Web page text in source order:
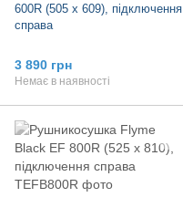
600R (505 х 609), підключення
справа
3 890 грн
Немає в наявності